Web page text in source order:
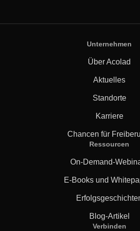
Verteidigung & Sicherheit
Unternehmen
Über Acolad
Aktuelles
Standorte
Karriere
Chancen für
Ressourcen
On-Demand-
E-Books und
Blog-Artikel
Verbinden